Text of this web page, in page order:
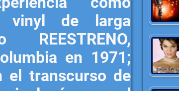
vinyl de larga
en 1971;
el transcurso de